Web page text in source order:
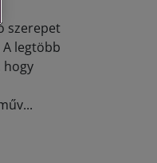
szerepet
legtöbb
hogy